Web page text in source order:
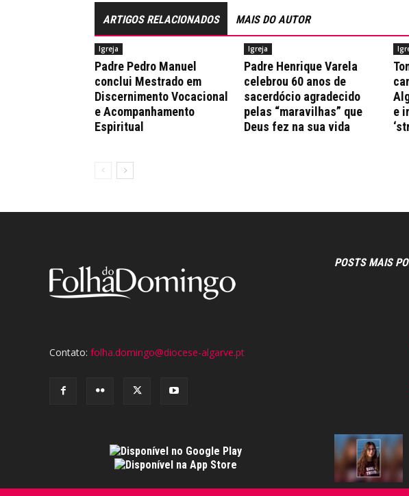
ARTIGOS RELACIONADOS MAIS DO AUTOR
Igreja
Padre Pedro Manuel
conclui Mestrado em
Discernimento Vocacional
e Acompanhamento
Espiritual
Igreja
Padre Henrique Varela
celebrou 60 anos de
sacerdócio agradecido
pelas “maravilhas” que
Deus fez na sua vida
e
Contato: folha.domingo@diocese-algarve.pt
POSTS MAIS